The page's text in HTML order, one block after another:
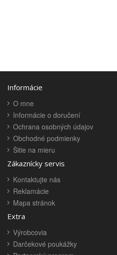
Informácie
O mne
Informácie o doručení
Ochrana osobných údajov
Obchodné podmienky
Šitie na mieru
Zákaznícky servis
Kontaktujte nás
Reklamácie
Mapa stránok
Extra
Výrobcovia
Darčekové poukážky